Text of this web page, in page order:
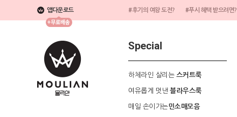
앱다운로드 #후기의 여왕 도전? #푸시 혜택 받으려면?
Special
하체라인 살리는 스커트룩
여유롭게 멋낸 블라우스룩
매일 손이가는민소매모음